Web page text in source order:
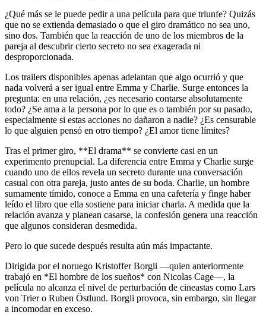
¿Qué más se le puede pedir a una película para que triunfe? Quizás
que no se extienda demasiado o que el giro dramático no sea uno,
sino dos. También que la reacción de uno de los miembros de la
pareja al descubrir cierto secreto no sea exagerada ni
desproporcionada.
Los trailers disponibles apenas adelantan que algo ocurrió y que
nada volverá a ser igual entre Emma y Charlie. Surge entonces la
pregunta: en una relación, ¿es necesario contarse absolutamente
todo? ¿Se ama a la persona por lo que es o también por su pasado,
especialmente si estas acciones no dañaron a nadie? ¿Es censurable
lo que alguien pensó en otro tiempo? ¿El amor tiene límites?
Tras el primer giro, **El drama** se convierte casi en un
experimento prenupcial. La diferencia entre Emma y Charlie surge
cuando uno de ellos revela un secreto durante una conversación
casual con otra pareja, justo antes de su boda. Charlie, un hombre
sumamente tímido, conoce a Emma en una cafetería y finge haber
leído el libro que ella sostiene para iniciar charla. A medida que la
relación avanza y planean casarse, la confesión genera una reacción
que algunos consideran desmedida.
Pero lo que sucede después resulta aún más impactante.
Dirigida por el noruego Kristoffer Borgli —quien anteriormente
trabajó en *El hombre de los sueños* con Nicolas Cage—, la
película no alcanza el nivel de perturbación de cineastas como Lars
von Trier o Ruben Östlund. Borgli provoca, sin embargo, sin llegar
a incomodar en exceso.